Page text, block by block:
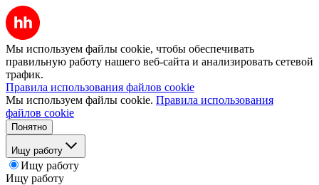
Мы используем файлы cookie, чтобы обеспечивать
правильную работу нашего веб-сайта и анализировать сетевой
трафик.
Правила использования файлов cookie
Мы используем файлы cookie. Правила использования
файлов cookie
Понятно
Ищу работу
Ищу работу
Ищу работу